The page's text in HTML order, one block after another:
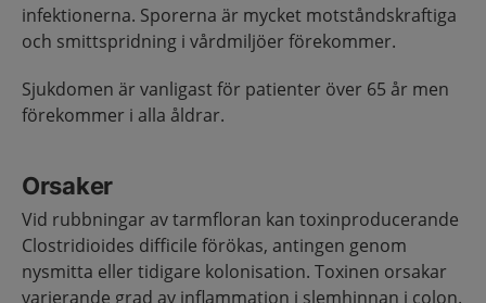
infektionerna. Sporerna är mycket motståndskraftiga
och smittspridning i vårdmiljöer förekommer.
Sjukdomen är vanligast för patienter över 65 år men
förekommer i alla åldrar.
Orsaker
Vid rubbningar av tarmfloran kan toxinproducerande
Clostridioides difficile förökas, antingen genom
nysmitta eller tidigare kolonisation. Toxinen orsakar
varierande grad av inflammation i slemhinnan i colon.